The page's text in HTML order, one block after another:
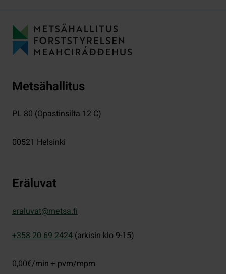
Metsähallitus
PL 80 (Opastinsilta 12 C)
00521 Helsinki
Eräluvat
eraluvat@metsa.fi
+358 20 69 2424 (arkisin klo 9-15)
0,00€/min + pvm/mpm